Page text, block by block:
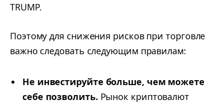
TRUMP.
Поэтому для снижения рисков при торговле
важно следовать следующим правилам:
Не инвестируйте больше, чем можете
себе позволить. Рынок криптовалют